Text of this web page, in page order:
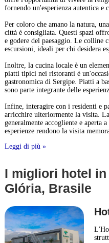
fornendo un'esperienza autentica e
Per coloro che amano la natura,
città è consigliata. Questi spazi
e godere del paesaggio. Le colline
escursioni, ideali per chi desidera
Inoltre, la cucina locale è un
piatti tipici nei ristoranti è
gastronomica di Sergipe. Piatti a
sono parte integrante delle
Infine, interagire con i residenti e
arricchire ulteriormente la visita.
generalmente accogliente e aperta
esperienze rendono la visita
Leggi di più »
I migliori hotel in
Glória, Brasile